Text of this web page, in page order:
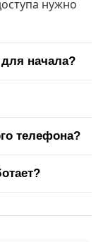
нужно
для начала?
телефона?